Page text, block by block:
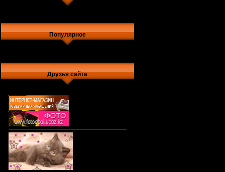
Популярное
Друзья сайта